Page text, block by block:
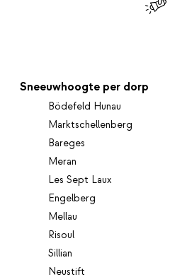
Sneeuwhoogte per dorp
Bödefeld Hunau
Marktschellenberg
Bareges
Meran
Les Sept Laux
Engelberg
Mellau
Risoul
Sillian
Neustift